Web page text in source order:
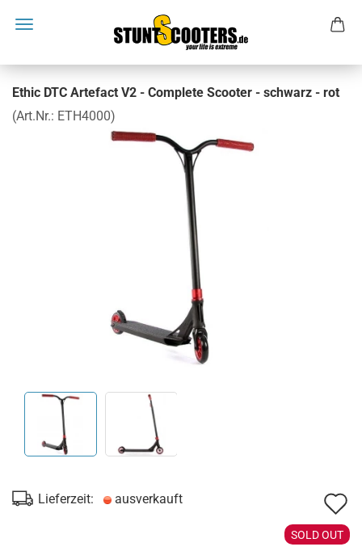
Ethic DTC Artefact V2 - Complete Scooter - schwarz - rot
(Art.Nr.: ETH4000)
Lieferzeit: ausverkauft
SOLD OUT